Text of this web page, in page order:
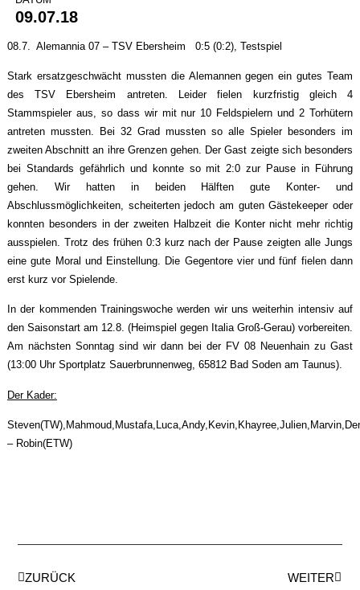
09.07.18
08.7. Alemannia 07 – TSV Ebersheim 0:5 (0:2), Testspiel
Stark ersatzgeschwächt mussten die Alemannen gegen ein gutes Team
des TSV Ebersheim antreten. Leider fielen kurzfristig gleich 4
Stammspieler aus, so dass wir mit nur 10 Feldspielern und 2 Torhütern
antreten mussten. Bei 32 Grad mussten so alle Spieler besonders im
zweiten Abschnitt an ihre Grenzen gehen. Der Gast zeigte sich besonders
bei Standards gefährlich und konnte so mit 2:0 zur Pause in Führung
gehen. Wir hatten in beiden Hälften gute Konter- und
Abschlussmöglichkeiten, scheiterten jedoch am guten Gästekeeper oder
konnten besonders in der zweiten Halbzeit die Konter nicht mehr richtig
ausspielen. Trotz des frühen 0:3 kurz nach der Pause zeigten alle Jungs
eine gute Moral und Einstellung. Die Gegentore vier und fünf fielen dann
erst kurz vor Spielende.
In der kommenden Trainingswoche werden wir uns weiterhin intensiv auf
den Saisonstart am 12.8. (Heimspiel gegen Italia Groß-Gerau) vorbereiten.
Am nächsten Sonntag sind wir dann bei der FV 08 Neuenhain zu Gast
(13:00 Uhr Sportplatz Sauerbrunnenweg, 65812 Bad Soden am Taunus).
Der Kader:
– Robin(ETW)
ZURÜCK WEITER